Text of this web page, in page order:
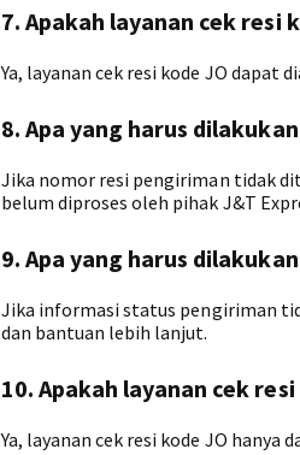
7. Apakah layanan cek resi
Ya, layanan cek resi kode JO dapat
8. Apa yang harus
Jika nomor resi pengiriman tidak
belum diproses oleh pihak J&T
9. Apa yang harus
Jika informasi status pengiriman
dan bantuan lebih lanjut.
10. Apakah layanan cek
Ya, layanan cek resi kode JO hanya